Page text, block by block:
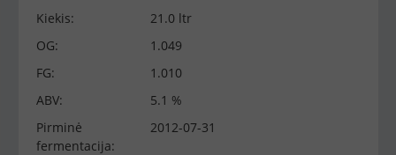
Kiekis:
21.0 ltr
OG:
1.049
FG:
1.010
ABV:
5.1 %
Pirminė
fermentacija:
2012-07-31